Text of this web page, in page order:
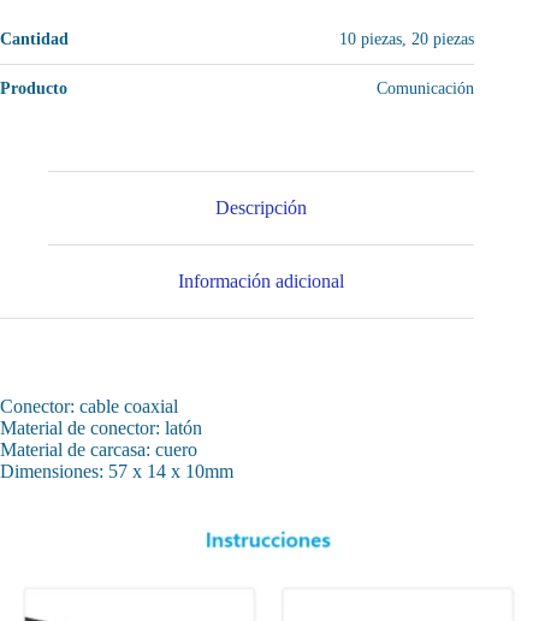
Cantidad 10 piezas, 20 piezas
Producto Comunicación
Descripción
Información adicional
Conector: cable coaxial
Material de conector: latón
Material de carcasa: cuero
Dimensiones: 57 x 14 x 10mm